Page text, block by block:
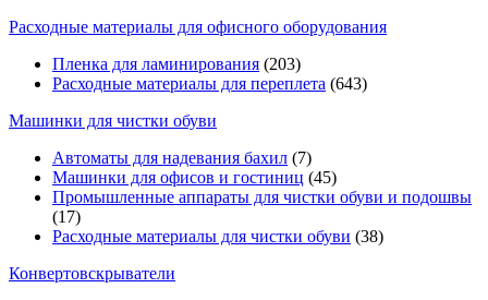
Расходные материалы для офисного оборудования
Пленка для ламинирования (203)
Расходные материалы для переплета (643)
Машинки для чистки обуви
Автоматы для надевания бахил (7)
Машинки для офисов и гостиниц (45)
Промышленные аппараты для чистки обуви и подошвы
(17)
Расходные материалы для чистки обуви (38)
Конвертовскрыватели